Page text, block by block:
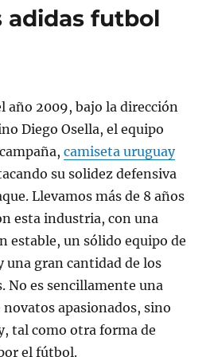
adidas futbol
año 2009, bajo la dirección
Diego Osella, el equipo
camiseta uruguay
su solidez defensiva
Llevamos más de 8 años
esta industria, con una
estable, un sólido equipo de
una gran cantidad de los
No es sencillamente una
apasionados, sino
tal como otra forma de
el fútbol.